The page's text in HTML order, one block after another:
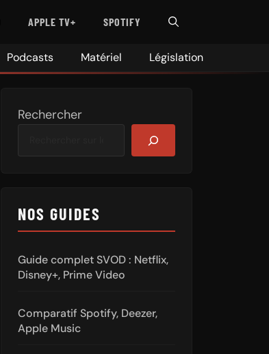
APPLE TV+ SPOTIFY
Podcasts Matériel Législation
Rechercher
NOS GUIDES
Guide complet SVOD : Netflix,
Disney+, Prime Video
Comparatif Spotify, Deezer,
Apple Music